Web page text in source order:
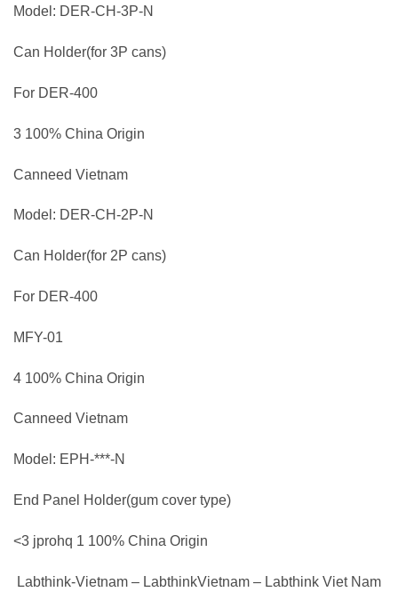
Model: DER-CH-3P-N
Can Holder(for 3P cans)
For DER-400
3 100% China Origin
Canneed Vietnam
Model: DER-CH-2P-N
Can Holder(for 2P cans)
For DER-400
MFY-01
4 100% China Origin
Canneed Vietnam
Model: EPH-***-N
End Panel Holder(gum cover type)
<3 jprohq 1 100% China Origin
Labthink-Vietnam – LabthinkVietnam – Labthink Viet Nam